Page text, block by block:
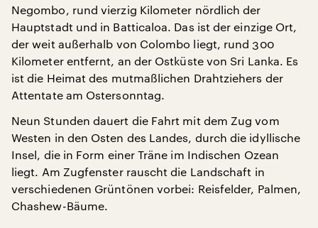
Negombo, rund vierzig Kilometer nördlich der
Hauptstadt und in Batticaloa. Das ist der einzige Ort,
der weit außerhalb von Colombo liegt, rund 300
Kilometer entfernt, an der Ostküste von Sri Lanka. Es
ist die Heimat des mutmaßlichen Drahtziehers der
Attentate am Ostersonntag.
Neun Stunden dauert die Fahrt mit dem Zug vom
Westen in den Osten des Landes, durch die idyllische
Insel, die in Form einer Träne im Indischen Ozean
liegt. Am Zugfenster rauscht die Landschaft in
verschiedenen Grüntönen vorbei: Reisfelder, Palmen,
Chashew-Bäume.